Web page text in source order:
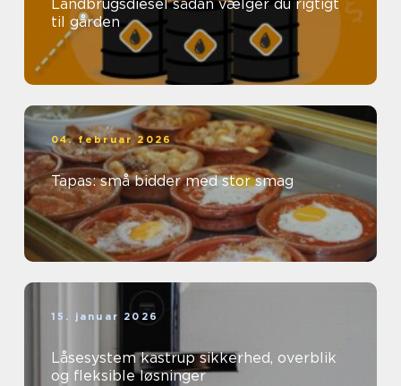
Landbrugsdiesel sådan vælger du rigtigt
til gården
04. februar 2026
Tapas: små bidder med stor smag
15. januar 2026
Låsesystem kastrup sikkerhed, overblik
og fleksible løsninger